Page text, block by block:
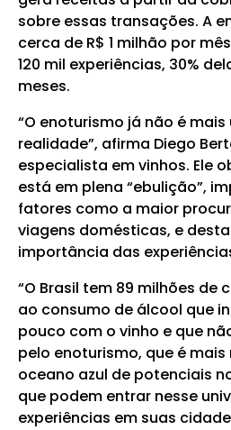
sobre essas transações. A
cerca de R$ 1 milhão por
120 mil experiências, 30%
meses.
“O enoturismo já não é
realidade”, afirma Diego
especialista em vinhos. Ele
está em plena “ebulição”,
fatores como a maior
viagens domésticas, e
importância das
“O Brasil tem 89 milhões de
ao consumo de álcool que
pouco com o vinho e que
pelo enoturismo, que é mais
oceano azul de potenciais
que podem entrar nesse
experiências em suas